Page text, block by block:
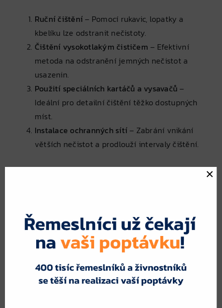
Ruční čištění – Pomocí rukavic, lopatky a
kbelíku lze odstranit nečistoty.
Čištění vysokotlakým čističem – Efektivní
metoda na odstranění jemných nečistot a
usazenin.
Použití speciálních kartáčů a vysavačů –
Ideální pro detailní čištění těžko dostupných
míst.
Instalace ochranných sítí– Zabrání vnikání
větších nečistot a prodlouží intervaly čištění.
Proč poptat více odborníků na
Oslovením více poskytovatelů získáte:
Porovnání cenových nabídek– Každý odborník
Různé metody čištění– Někteří specialisté
využívají pokročilé techniky s lepší účinností.
×